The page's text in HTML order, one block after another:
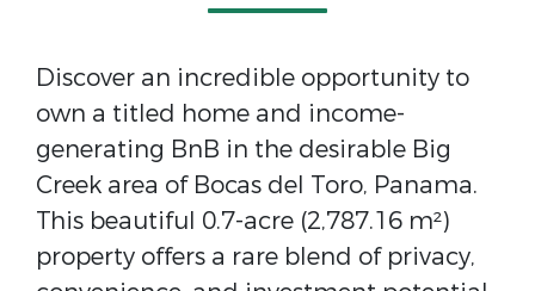
Discover an incredible opportunity to
own a titled home and income-
generating BnB in the desirable Big
Creek area of Bocas del Toro, Panama.
This beautiful 0.7-acre (2,787.16 m²)
property offers a rare blend of privacy,